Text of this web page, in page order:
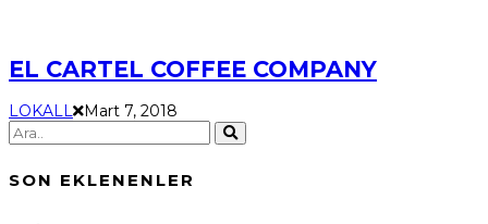
EL CARTEL COFFEE COMPANY
LOKALL Mart 7, 2018
SON EKLENENLER